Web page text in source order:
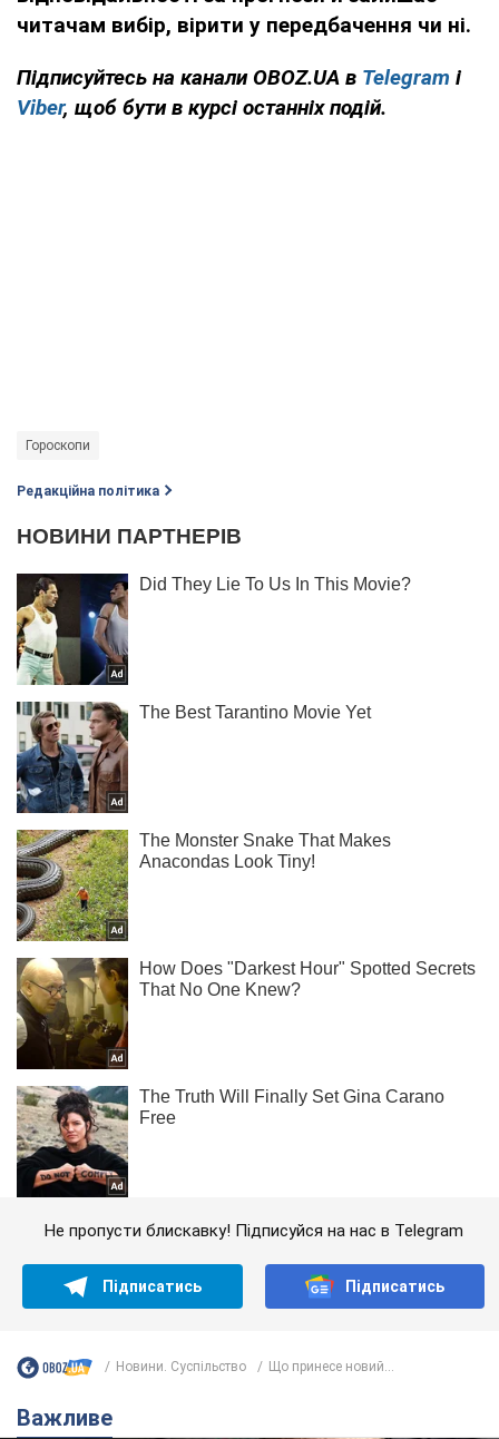
читачам вибір, вірити у передбачення чи ні.
Підписуйтесь на канали OBOZ.UA в Telegram і
Viber, щоб бути в курсі останніх подій.
Гороскопи
Редакційна політика
Не пропусти блискавку! Підписуйся на нас в Telegram
Підписатись Підписатись
Новини. Суспільство Що принесе новий...
Важливе